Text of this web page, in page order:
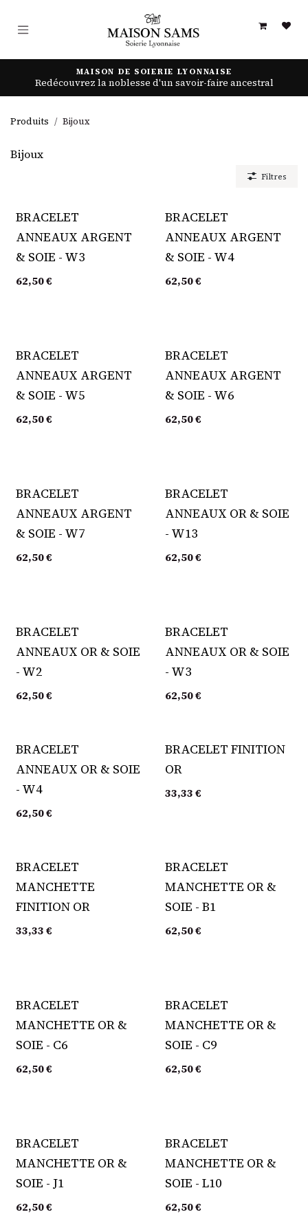
MAISON DE SOIERIE LYONNAISE
Redécouvrez la noblesse d'un savoir-faire ancestral
Produits Bijoux
Bijoux
Filtres
BRACELET
ANNEAUX ARGENT
& SOIE - W3
62,50€
BRACELET
ANNEAUX ARGENT
& SOIE - W4
62,50€
BRACELET
ANNEAUX ARGENT
& SOIE - W5
62,50€
BRACELET
ANNEAUX ARGENT
& SOIE - W6
62,50€
BRACELET
ANNEAUX ARGENT
& SOIE - W7
62,50€
Épuisé
BRACELET
ANNEAUX OR & SOIE
- W13
62,50€
Épuisé
BRACELET
ANNEAUX OR & SOIE
- W2
62,50€
Épuisé
BRACELET
ANNEAUX OR & SOIE
- W3
62,50€
Épuisé
BRACELET
ANNEAUX OR & SOIE
- W4
62,50€
Épuisé
BRACELET FINITION
OR
33,33€
BRACELET
MANCHETTE
FINITION OR
33,33€
BRACELET
MANCHETTE OR &
SOIE - B1
62,50€
BRACELET
MANCHETTE OR &
SOIE - C6
62,50€
BRACELET
MANCHETTE OR &
SOIE - C9
62,50€
BRACELET
MANCHETTE OR &
SOIE - J1
62,50€
BRACELET
MANCHETTE OR &
SOIE - L10
62,50€